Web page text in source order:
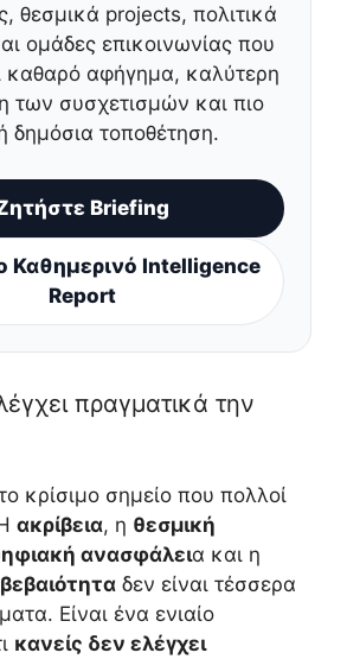
θεσμικά projects, πολιτικά
ομάδες επικοινωνίας που
καθαρό αφήγημα, καλύτερη
των συσχετισμών και πιο
δημόσια τοποθέτηση.
Briefing
Καθημερινό Intelligence
Report
πραγματικά την
κρίσιμο σημείο που πολλοί
ακρίβεια, η θεσμική
ανασφάλεια και η
δεν είναι τέσσερα
Είναι ένα ενιαίο
κανείς δεν ελέγχει